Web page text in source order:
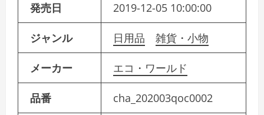
発売日 2019-12-05 10:00:00
ジャンル 日用品 雑貨・小物
メーカー エコ・ワールド
品番 cha_202003qoc0002